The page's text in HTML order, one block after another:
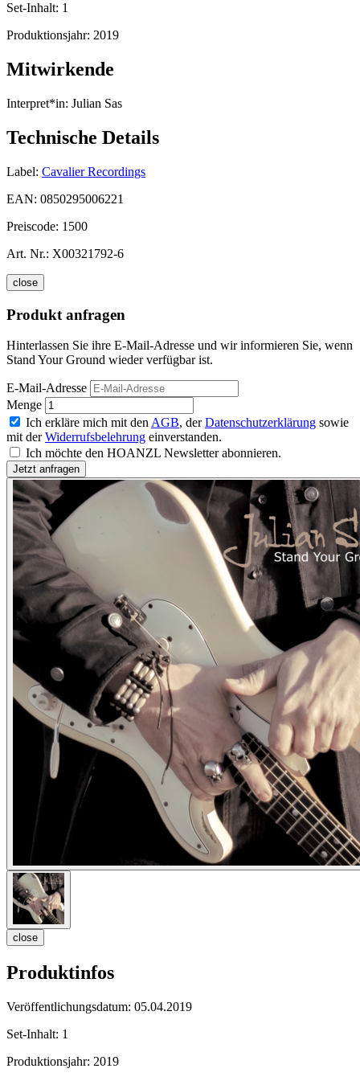
Set-Inhalt: 1
Produktionsjahr: 2019
Mitwirkende
Interpret*in: Julian Sas
Technische Details
Label: Cavalier Recordings
EAN: 0850295006221
Preiscode: 1500
Art. Nr.: X00321792-6
close
Produkt anfragen
Hinterlassen Sie ihre E-Mail-Adresse und wir informieren Sie, wenn
Stand Your Ground wieder verfügbar ist.
E-Mail-Adresse
Menge
Ich erkläre mich mit den AGB, derDatenschutzerklärung sowie
mit derWiderrufsbelehrung einverstanden.
Ich möchte den HOANZL Newsletter abonnieren.
close
Produktinfos
Veröffentlichungsdatum: 05.04.2019
Set-Inhalt: 1
Produktionsjahr: 2019